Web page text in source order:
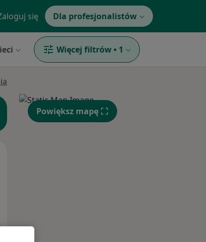
się Dla profesjonalistów
Więcej filtrów • 1
Powiększ mapę